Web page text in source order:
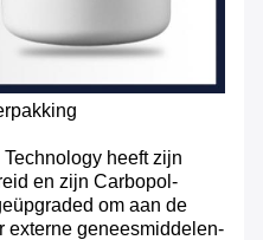
heeft zijn
en zijn Carbopol-
om aan de
externe geneesmiddelen-